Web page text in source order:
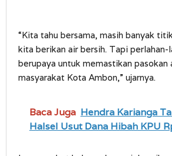
“Kita tahu bersama, masih banyak
kita berikan air bersih. Tapi perlahan-
berupaya untuk memastikan pasokan
masyarakat Kota Ambon,” ujarnya.
Baca Juga Hendra Karianga
Halsel Usut Dana Hibah KPU